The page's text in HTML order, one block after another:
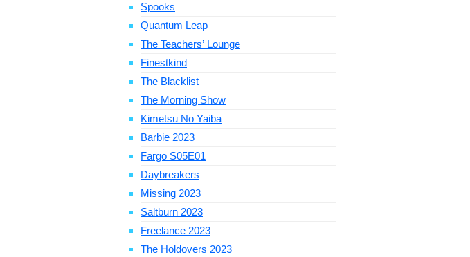
Spooks
Quantum Leap
The Teachers’ Lounge
Finestkind
The Blacklist
The Morning Show
Kimetsu No Yaiba
Barbie 2023
Fargo S05E01
Daybreakers
Missing 2023
Saltburn 2023
Freelance 2023
The Holdovers 2023